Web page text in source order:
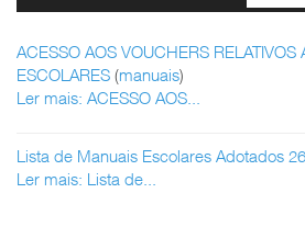
ACESSO AOS VOUCHERS RELATIVOS
ESCOLARES (manuais)
Ler mais: ACESSO AOS...
Lista de Manuais Escolares Adotados
Ler mais: Lista de...